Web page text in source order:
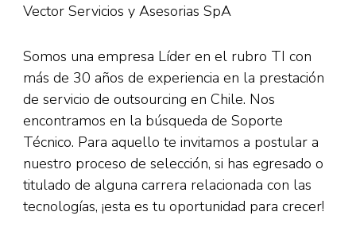
Vector Servicios y Asesorias SpA
Somos una empresa Líder en el rubro TI con
más de 30 años de experiencia en la prestación
de servicio de outsourcing en Chile. Nos
encontramos en la búsqueda de Soporte
Técnico. Para aquello te invitamos a postular a
nuestro proceso de selección, si has egresado o
titulado de alguna carrera relacionada con las
tecnologías, ¡esta es tu oportunidad para crecer!